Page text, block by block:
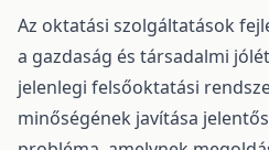
Az oktatási szolgáltatások
a gazdaság és társadalmi
jelenlegi felsőoktatási
minőségének javítása